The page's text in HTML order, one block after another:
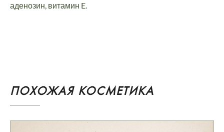
аденозин, витамин E.
ПОХОЖАЯ КОСМЕТИКА